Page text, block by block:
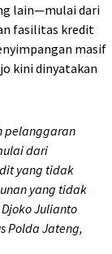
lain—mulai dari
fasilitas kredit
masif
kini dinyatakan
pelanggaran
dari
yang tidak
yang tidak
Julianto
Polda Jateng,